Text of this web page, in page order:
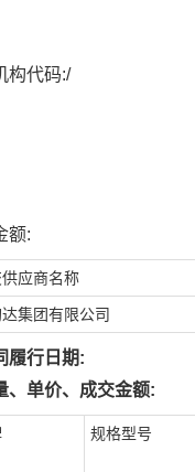
构代码:/
额:
应商名称
集团有限公司
履行日期:
、单价、成交金额:
规格型号